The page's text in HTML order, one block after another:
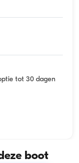
tot 30 dagen
boot